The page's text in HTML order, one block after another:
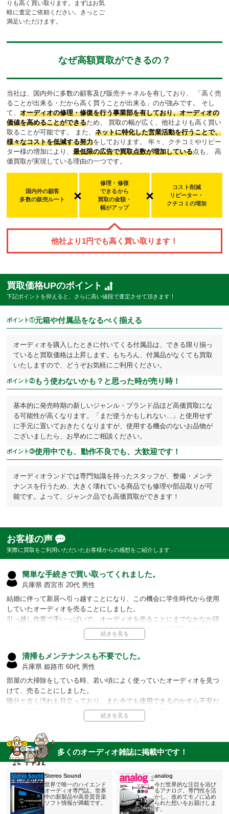
りも高く買い取ります。まずはお気
軽に査定ご依頼ください。きっとご
満足いただけます。
なぜ高額買取ができるの？
当社は、国内外に多数の顧客及び販売チャネルを有しており、
「高く売
ることが出来る・だから高く買うことが出来る」のが強みです。
そし
て、オーディオの修理・修復を行う事業部を有しており、オーディオの
価値を高めることができるため、
買取の幅が広く、他社よりも高く買い
取ることが可能です。
また、ネットに特化した営業活動を行うことで、
様々なコストを低減する努力をしております。
年々、クチコミやリピー
ター様の増加により、最低限の広告で買取点数が増加している点も、
高
価買取が実現している理由の一つです。
国内外の顧客
多数の販売ルート
修理・修復
できるから
買取の金額・
幅がアップ
コスト削減
リピーター・
クチコミの増加
他社より 1円でも高く買い取ります！
買取価格UPのポイント
下記ポイントを抑えると、さらに高い値段で査定させて頂きます！
ポイント①元箱や付属品をなるべく揃える
オーディオを購入したときに付いてくる付属品は、できる限り揃っ
ていると買取価格は上昇します。もちろん、付属品がなくても買取
いたしますので、どうぞお気軽にご利用ください。
ポイント②もう使わないかも？と思った時が売り時！
基本的に発売時期の新しいジャンル・ブランド品ほど高価買取にな
る可能性が高くなります。「まだ使うかもしれない...」と使用せず
に手元に置いておきたくなりますが、使用する機会のないお品物が
ございましたら、お早めにご相談ください。
ポイント③使用中でも、動作不良でも、大歓迎です！
オーディオランドでは専門知識を持ったスタッフが、整備・メンテ
ナンスを行うため、大きく壊れている商品でも修理や部品取りが可
能です。よって、ジャンク品でも高価買取ができます！
お客様の声
実際に買取をご利用いただいたお客様からの感想をご紹介します
簡単な手続きで買い取ってくれました。
兵庫県 西宮市 20代 男性
結婚に伴って新居へ引っ越すことになり、この機会に学生時代から使用
していたオーディオを売ることにしました。
引っ越し作業で手いっぱいで、オーディオを売ることにまでなかなか頭
が回らなかったのですが、オーディオランドさんの出張買取は自宅に訪
問してくれ、その場で査定と買い取りを行って頂きました。
きました。
忙しかった私にとって、本当にありがたかったです。
担当者より
はしないよう心掛けております。
き、ありがとうございました。
清掃もメンテナンスも不要でした。
兵庫県 姫路市 60代 男性
部屋の大掃除をしている時、若い頃によく使っていたオーディオを見つ
けて、売ることにしました。
随分と古く汚れも目立っており、また今でも使用できるのかすら不安だ
ったのですが、オーディオランドさんは高額で買い取ってくれました。
引き渡す際は清掃も必要と思っていたのですが、清掃もメンテナンスも
ご対応頂けるとのことで、こちらの手間なくお引き取り頂き、助かりま
した。
担当者より
古い商品でも、汚れのある物でも、私達の買い取り対象となりま
す。清掃やメンテナンスも全てこちらで対応しますのでご安心くだ
さい。
多くのオーディオ雑誌に掲載中です！
Stereo Sound
世界で唯一のハイエンド
オーディオ専門誌。世界
中の新製品や高音質音楽
ソフト情報が満載です。
analog
今だ世界的な注目を浴び
るアナログ。専門性を活
かし、改めてモノに込め
られた想いをお届けしま
す。